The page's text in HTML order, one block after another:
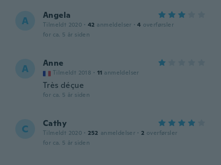
A Angela
Tilmeldt 2020 · 42 anmeldelser · 4 overførsler
for ca. 5 år siden
A Anne
Tilmeldt 2018 · 11 anmeldelser
Très déçue
for ca. 5 år siden
C Cathy
Tilmeldt 2020 · 252 anmeldelser · 2 overførsler
for ca. 5 år siden